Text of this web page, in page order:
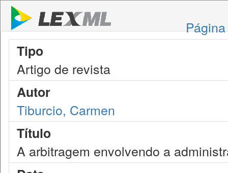
Tipo
Artigo de revista
Autor
Tiburcio, Carmen
Título
A arbitragem envolvendo a